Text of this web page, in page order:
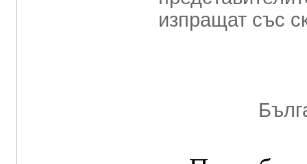
изпращат със